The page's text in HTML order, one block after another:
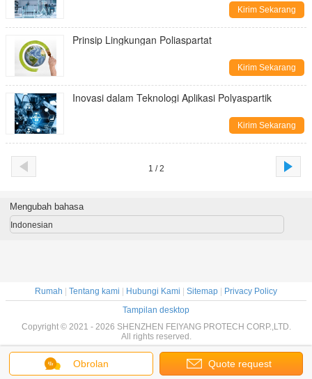
Kirim Sekarang
Prinsip Lingkungan Poliaspartat
Kirim Sekarang
Inovasi dalam Teknologi Aplikasi Polyaspartik
Kirim Sekarang
1 / 2
Obrolan Quote request
Mengubah bahasa
Indonesian
Rumah Tentang kami Hubungi Kami Sitemap
Privacy Policy
Tampilan desktop
Copyright © 2021 - 2026 SHENZHEN FEIYANG PROTECH CORP.,LTD.
All rights reserved.